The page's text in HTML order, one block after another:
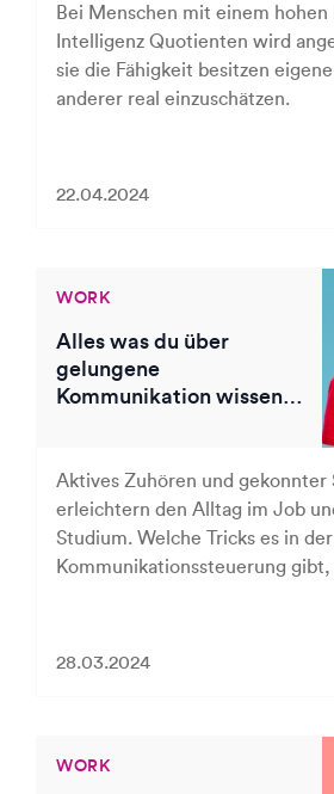
Bei Menschen mit einem hohen
Intelligenz Quotienten wird
sie die Fähigkeit besitzen
anderer real einzuschätzen.
22.04.2024
WORK
Alles was du über
gelungene
Kommunikation wissen
Aktives Zuhören und gekonnter
erleichtern den Alltag im Job
Studium. Welche Tricks es in der
Kommunikationssteuerung
28.03.2024
WORK